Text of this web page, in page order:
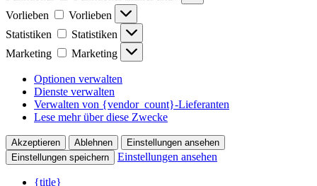
Vorlieben
Vorlieben
Statistiken
Statistiken
Marketing
Marketing
Optionen verwalten
Dienste verwalten
Verwalten von {vendor_count}-Lieferanten
Lese mehr über diese Zwecke
Akzeptieren Ablehnen
Einstellungen ansehen
Einstellungen speichern
Einstellungen ansehen
{title}